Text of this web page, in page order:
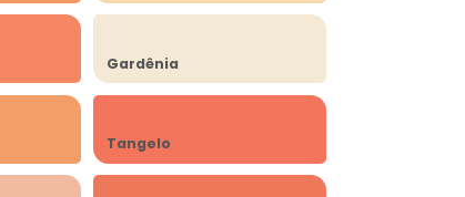
Gardênia
Tangelo